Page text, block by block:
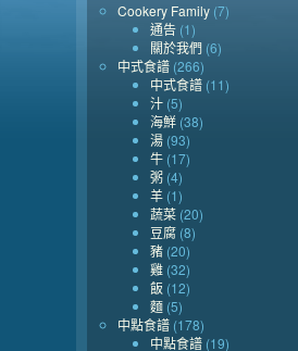
Cookery Family (7)
通告 (1)
關於我們 (6)
中式食譜 (266)
中式食譜 (11)
汁 (5)
海鮮 (38)
湯 (93)
牛 (17)
粥 (4)
羊 (1)
蔬菜 (20)
豆腐 (8)
豬 (20)
雞 (32)
飯 (12)
麵 (5)
中點食譜 (178)
中點食譜 (19)